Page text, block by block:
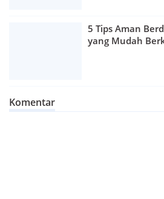
5 Tips Aman
yang Mudah
Komentar